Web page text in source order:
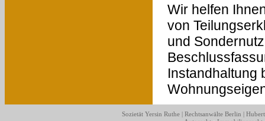
Wir helfen
von
und
Instandhaltung
Sozietät Yersin Ruthe | Rechtsanwälte Berlin |